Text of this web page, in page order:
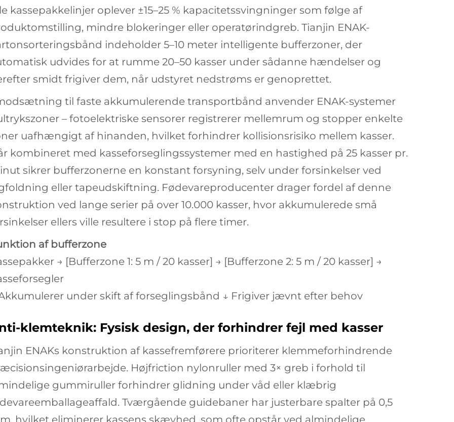
kassepakkelinjer oplever ±15–25 % kapacitetssvingninger som følge af
mindre blokeringer eller operatørindgreb. Tianjin ENAK-
indeholder 5–10 meter intelligente bufferzoner, der
udvides for at rumme 20–50 kasser under sådanne hændelser og
smidt frigiver dem, når udstyret nedstrøms er genoprettet.
til faste akkumulerende transportbånd anvender ENAK-systemer
– fotoelektriske sensorer registrerer mellemrum og stopper enkelte
uafhængigt af hinanden, hvilket forhindrer kollisionsrisiko mellem kasser.
kombineret med kasseforseglingssystemer med en hastighed på 25 kasser pr.
sikrer bufferzonerne en konstant forsyning, selv under forsinkelser ved
eller tapeudskiftning. Fødevareproducenter drager fordel af denne
ved lange serier på over 10.000 kasser, hvor akkumulerede små
ellers ville resultere i stop på flere timer.
af bufferzone
→ [Bufferzone 1: 5 m / 20 kasser] → [Bufferzone 2: 5 m / 20 kasser] →
under skift af forseglingsbånd ↓ Frigiver jævnt efter behov
klemteknik: Fysisk design, der forhindrer fejl med kasser
ENAKs konstruktion af kassefremførere prioriterer klemmeforhindrende
Højfriction nylonruller med 3× greb i forhold til
gummiruller forhindrer glidning under våd eller klæbrig
Tværgående guidebaner har justerbare spalter på 0,5
hvilket eliminerer kassens skævhed, som ofte opstår ved almindelige